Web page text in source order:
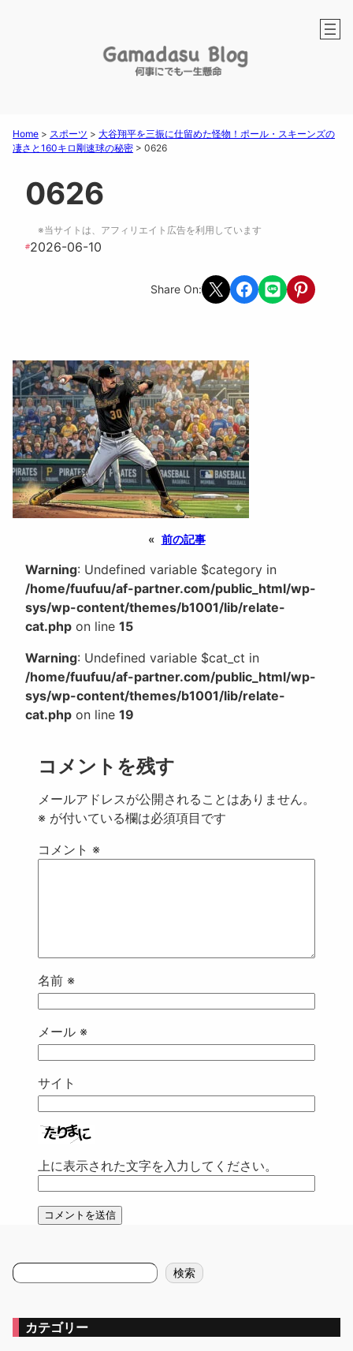
Home > スポーツ > 大谷翔平を三振に仕留めた怪物！ポール・スキーンズの
凄さと160キロ剛速球の秘密 > 0626
0626
※当サイトは、アフィリエイト広告を利用しています
#2026-06-10
Share On: Share on X Share on Facebook
Share on LINEShare on
« 前の記事
Warning: Undefined variable $category in
/home/fuufuu/af-partner.com/public_html/wp-
sys/wp-content/themes/b1001/lib/relate-
cat.php on line 15
Warning: Undefined variable $cat_ct in
/home/fuufuu/af-partner.com/public_html/wp-
sys/wp-content/themes/b1001/lib/relate-
cat.php on line 19
コメントを残す
メールアドレスが公開されることはありません。
※ が付いている欄は必須項目です
コメント ※
名前 ※
メール ※
サイト
上に表示された文字を入力してください。
検
索
検索
カテゴリー